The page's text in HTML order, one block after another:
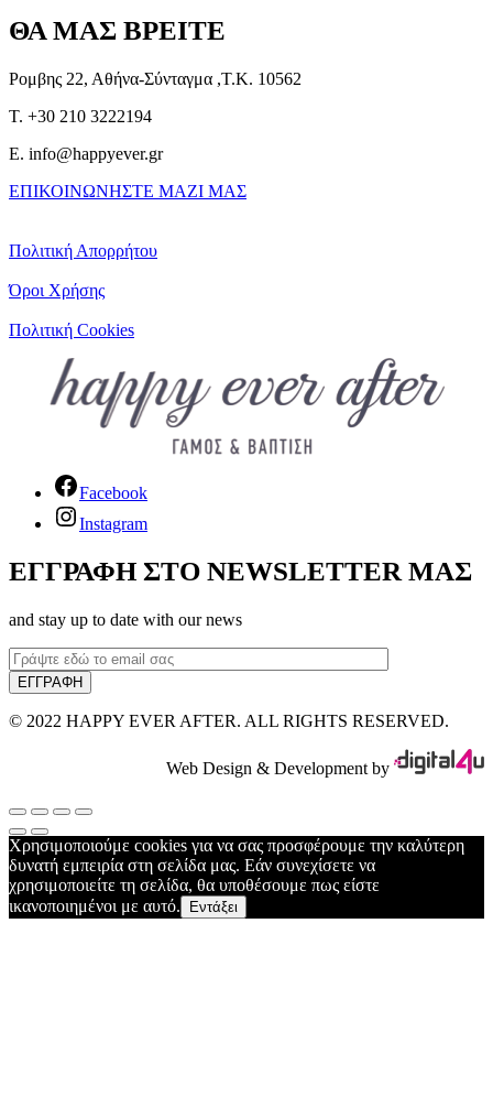
ΘΑ ΜΑΣ ΒΡΕΙΤΕ
Ρομβης 22, Αθήνα-Σύνταγμα ,Τ.Κ. 10562
T. +30 210 3222194
E. info@happyever.gr
ΕΠΙΚΟΙΝΩΝΗΣΤΕ ΜΑΖΙ ΜΑΣ
Πολιτική Απορρήτου
Όροι Χρήσης
Πολιτική Cookies
Facebook
Instagram
ΕΓΓΡΑΦΗ ΣΤΟ NEWSLETTER ΜΑΣ
and stay up to date with our news
© 2022 HAPPY EVER AFTER. ALL RIGHTS RESERVED.
Web Design & Development by
Χρησιμοποιούμε cookies για να σας προσφέρουμε την καλύτερη
δυνατή εμπειρία στη σελίδα μας. Εάν συνεχίσετε να
χρησιμοποιείτε τη σελίδα, θα υποθέσουμε πως είστε
ικανοποιημένοι με αυτό.
Εντάξει